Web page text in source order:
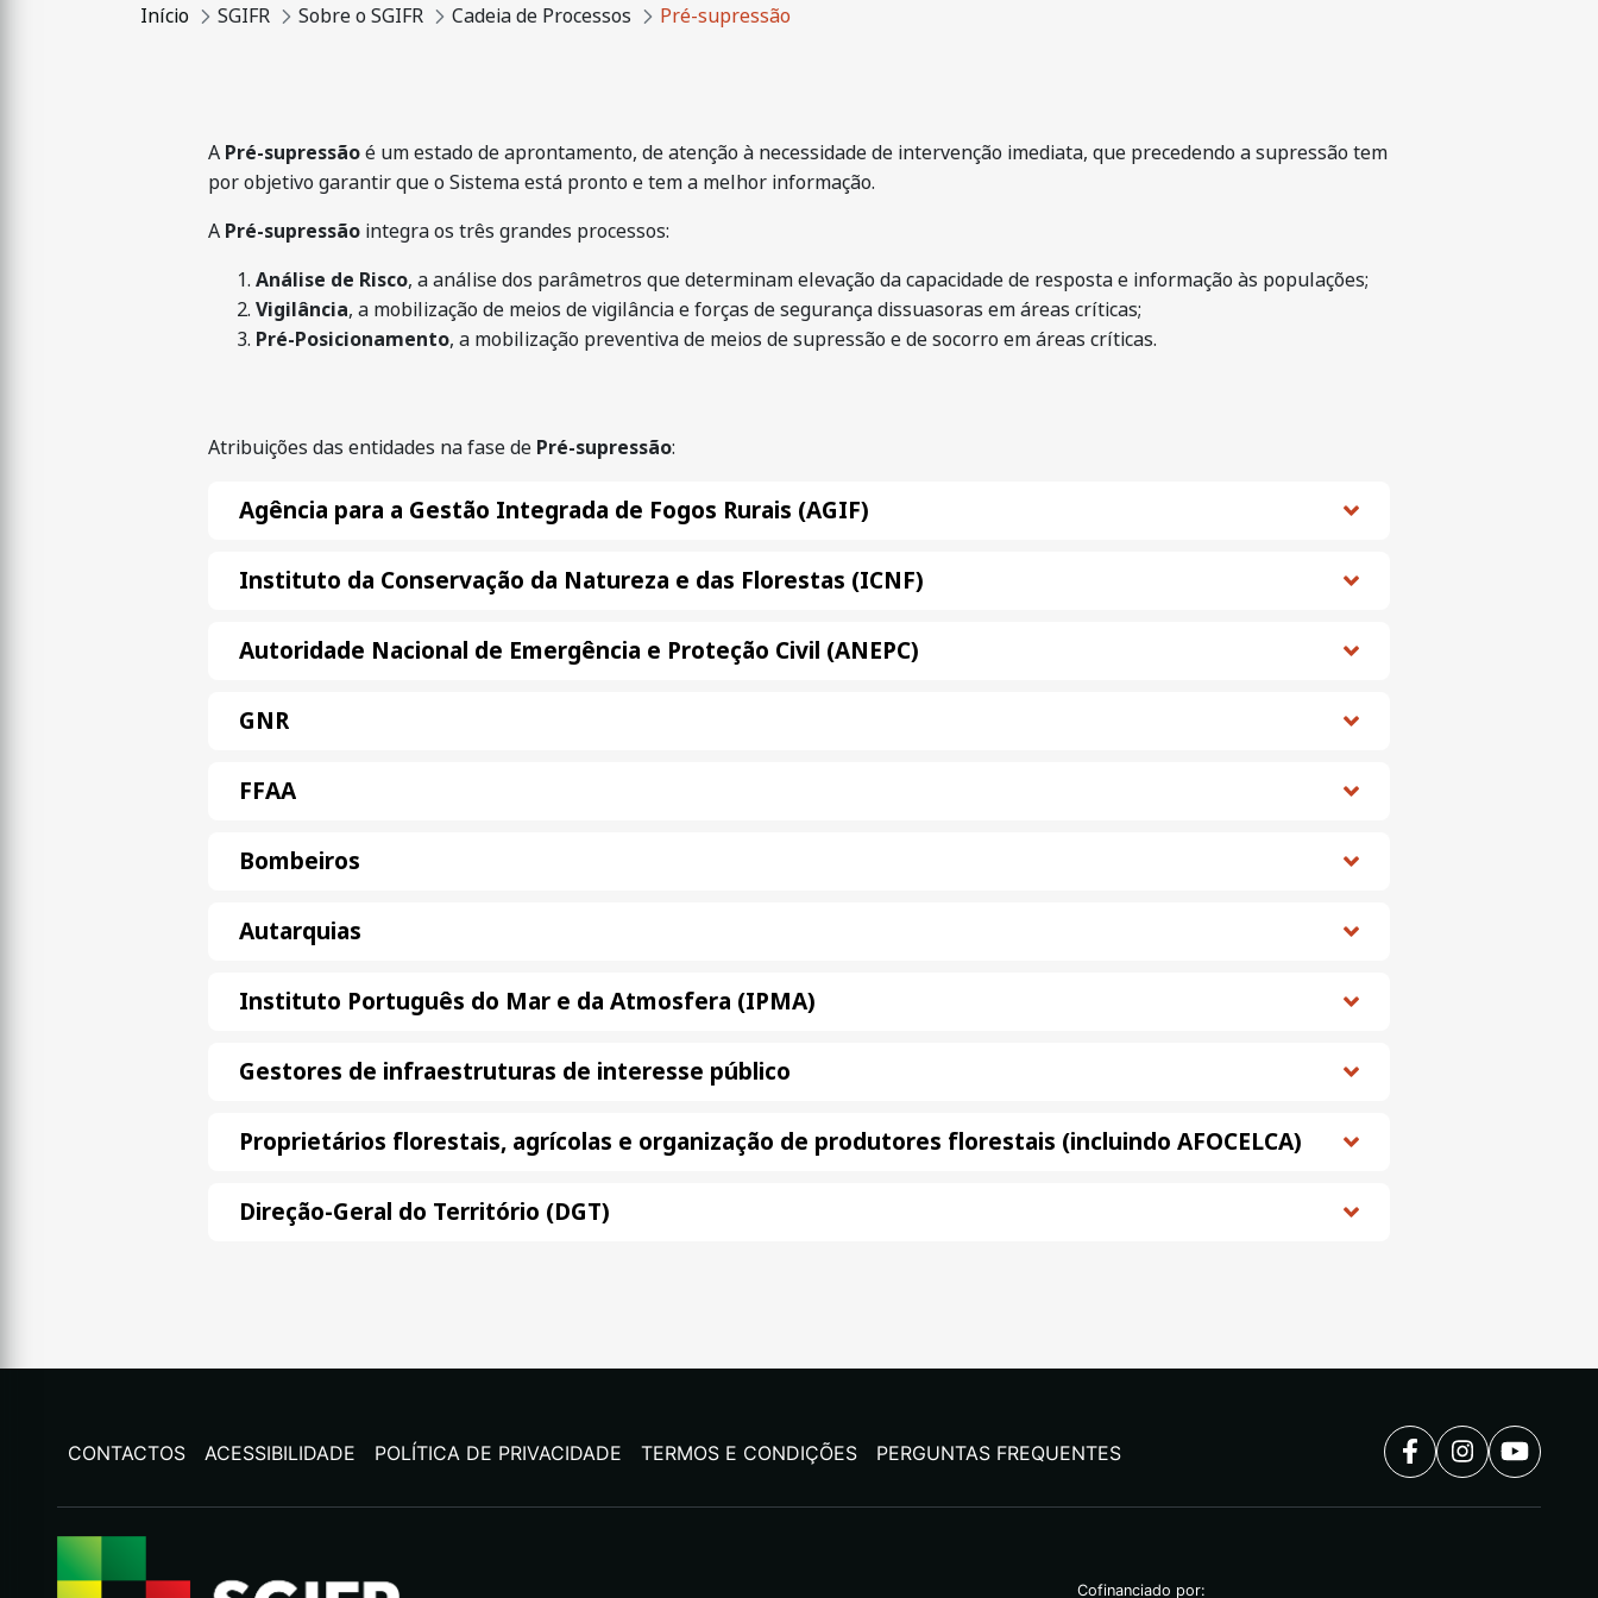
Início SGIFR Sobre o SGIFR Cadeia de Processos Pré-supressão
A Pré-supressãoé um estado de aprontamento, de atenção à necessidade de intervenção imediata, que precedendo a supressão tem
por objetivo garantir que o Sistema está pronto e tem a melhor informação.
A Pré-supressão integra os três grandes processos:
Análise de Risco, a análise dos parâmetros que determinam elevação da capacidade de resposta e informação às populações;
Vigilância, a mobilização de meios de vigilância e forças de segurança dissuasoras em áreas críticas;
Pré-Posicionamento, a mobilização preventiva de meios de supressão e de socorro em áreas críticas.
Atribuições das entidades na fase de Pré-supressão:
Agência para a Gestão Integrada de Fogos Rurais (AGIF)
Instituto da Conservação da Natureza e das Florestas (ICNF)
Autoridade Nacional de Emergência e Proteção Civil (ANEPC)
GNR
FFAA
Bombeiros
Autarquias
Instituto Português do Mar e da Atmosfera (IPMA)
Gestores de infraestruturas de interesse público
Proprietários florestais, agrícolas e organização de produtores florestais (incluindo AFOCELCA)
Direção-Geral do Território (DGT)
CONTACTOS ACESSIBILIDADE POLÍTICA DE PRIVACIDADE TERMOS E CONDIÇÕES PERGUNTAS FREQUENTES
Cofinanciado por: